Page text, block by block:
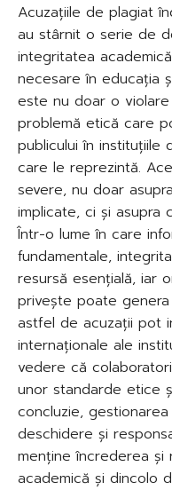
Acuzațiile de plagiat
au stârnit o serie de
integritatea
necesare în educația
este nu doar o
problemă etică care
publicului în instituțiile
care le reprezintă.
severe, nu doar
implicate, ci și asupra
Într-o lume în care
fundamentale,
resursă esențială, iar
privește poate
astfel de acuzații pot
internaționale ale
vedere că
unor standarde etice
concluzie,
deschidere și
menține încrederea și
academică și dincolo